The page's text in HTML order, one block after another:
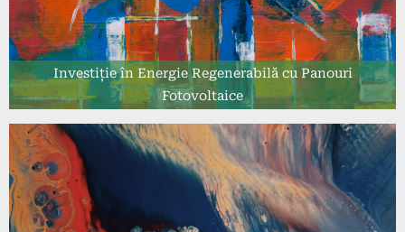
Investiție în Energie Regenerabilă cu Panouri
Fotovoltaice